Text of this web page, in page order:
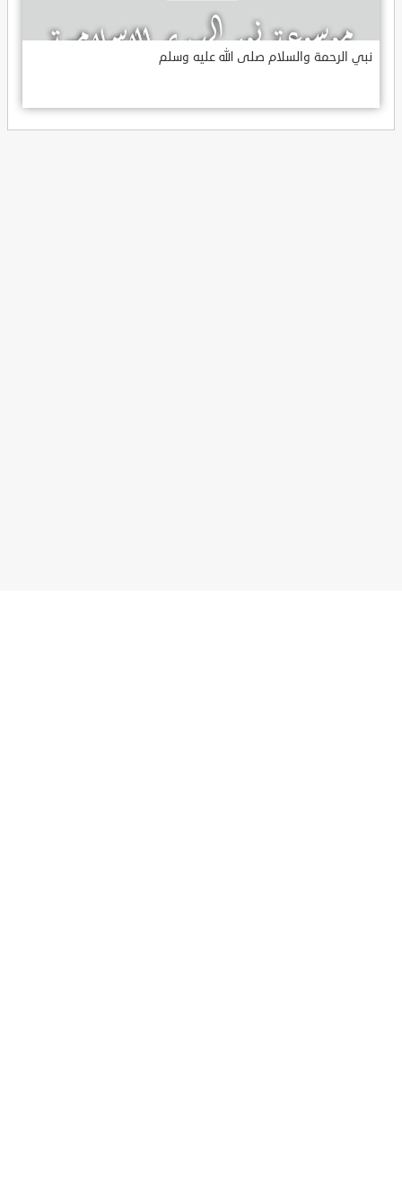
نبي الرحمة والسلام صلى الله عليه وسلم